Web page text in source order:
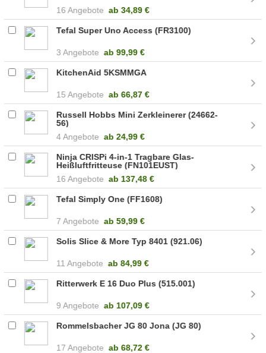
16 Angebote ab 34,89 €
Tefal Super Uno Access (FR3100)
3 Angebote ab 99,99 €
KitchenAid 5KSMMGA
15 Angebote ab 66,87 €
Russell Hobbs Mini Zerkleinerer (24662-
56)
4 Angebote ab 24,99 €
Ninja CRISPi 4-in-1 Tragbare Glas-
Heißluftfritteuse (FN101EUST)
16 Angebote ab 137,48 €
Tefal Simply One (FF1608)
7 Angebote ab 59,99 €
Solis Slice & More Typ 8401 (921.06)
11 Angebote ab 84,99 €
Ritterwerk E 16 Duo Plus (515.001)
9 Angebote ab 107,09 €
Rommelsbacher JG 80 Jona (JG 80)
17 Angebote ab 68,72 €